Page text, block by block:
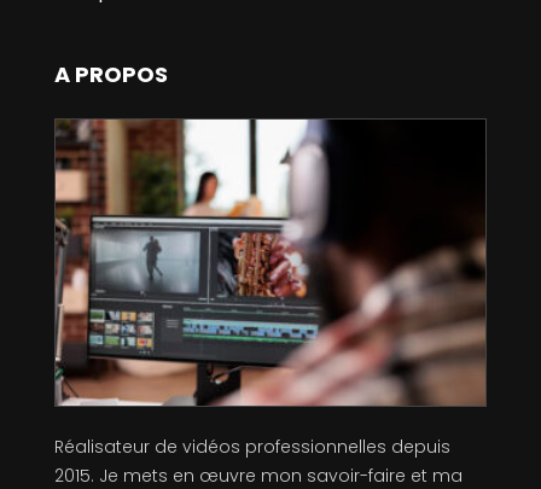
A PROPOS
Réalisateur de vidéos professionnelles depuis
2015. Je mets en œuvre mon savoir-faire et ma